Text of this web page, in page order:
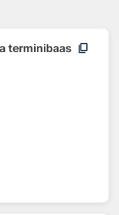
terminibaas content_copy